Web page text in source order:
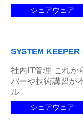
シェアウェア
SYSTEM KEEPER
社内IT管理 これか
バーや技術講習が
ル
シェアウェア